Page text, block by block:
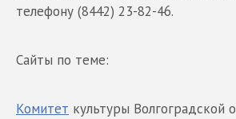
телефону (8442) 23-82-46.
Сайты по теме:
Комитет культуры Волгоградской